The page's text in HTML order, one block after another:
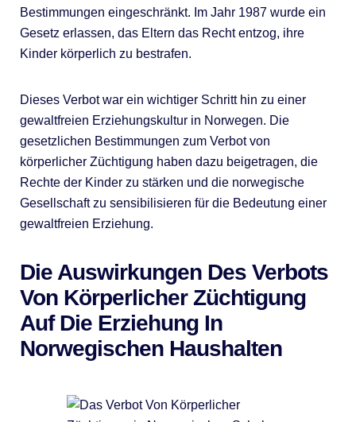
Bestimmungen eingeschränkt. Im Jahr 1987 wurde ein
Gesetz erlassen, das Eltern das Recht entzog, ihre
Kinder körperlich zu bestrafen.
Dieses Verbot war ein wichtiger Schritt hin zu einer
gewaltfreien Erziehungskultur in Norwegen. Die
gesetzlichen Bestimmungen zum Verbot von
körperlicher Züchtigung haben dazu beigetragen, die
Rechte der Kinder zu stärken und die norwegische
Gesellschaft zu sensibilisieren für die Bedeutung einer
gewaltfreien Erziehung.
Die Auswirkungen Des Verbots
Von Körperlicher Züchtigung
Auf Die Erziehung In
Norwegischen Haushalten